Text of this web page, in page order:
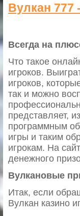
Вулкан 777
Всегда на
Что такое
игроков.
игроков,
так и можно
представляет,
программным
игры и таким
игрокам. На
денежного
Вулкановые
Итак, если
Вулкан казино